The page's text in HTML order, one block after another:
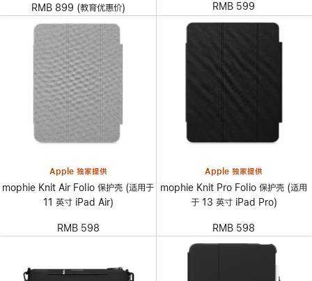
RMB 899 (教育优惠价) RMB 599
Apple 独家提供
mophie Knit Air Folio 保护壳 (适用于
11 英寸 iPad Air)
RMB 598
Apple 独家提供
mophie Knit Pro Folio 保护壳 (适用
于 13 英寸 iPad Pro)
RMB 598